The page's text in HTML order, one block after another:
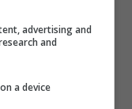
advertising and
and
a device